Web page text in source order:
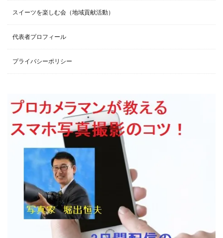
スイーツを楽しむ会（地域貢献活動）
代表者プロフィール
プライバシーポリシー